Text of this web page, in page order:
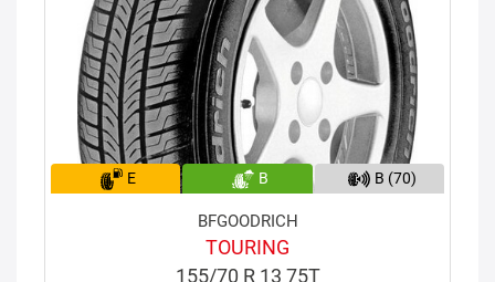
E B B (70)
BFGOODRICH
TOURING
155/70 R 13 75T